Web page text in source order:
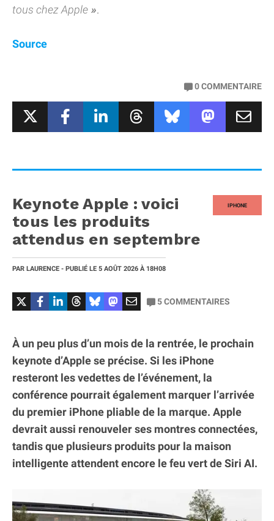
tous chez Apple
.
Source
0COMMENTAIRE
IPHONE
Keynote Apple : voici
tous les produits
attendus en septembre
PAR LAURENCE - PUBLIÉ LE 5 AOÛT 2026 À 18H08
5COMMENTAIRES
À un peu plus d’un mois de la rentrée, le prochain
keynote d’Apple se précise. Si les iPhone
resteront les vedettes de l’événement, la
conférence pourrait également marquer l’arrivée
du premier iPhone pliable de la marque. Apple
devrait aussi renouveler ses montres connectées,
tandis que plusieurs produits pour la maison
intelligente attendent encore le feu vert de Siri AI.